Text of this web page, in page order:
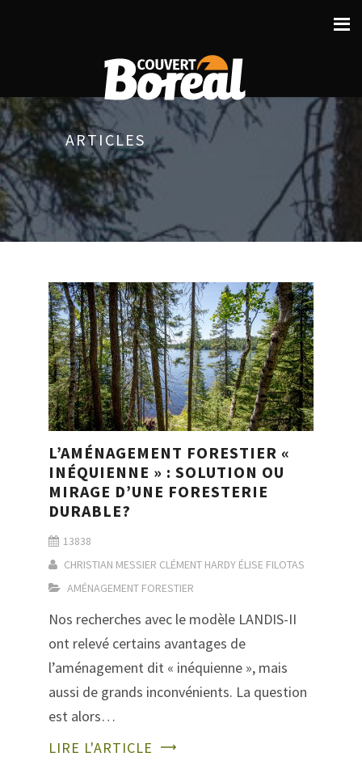
ARTICLES
L’AMÉNAGEMENT FORESTIER «
INÉQUIENNE » : SOLUTION OU
MIRAGE D’UNE FORESTERIE
DURABLE?
13838
CHRISTIAN MESSIER CLÉMENT HARDY ÉLISE FILOTAS
AMÉNAGEMENT FORESTIER
Nos recherches avec le modèle LANDIS-II
ont relevé certains avantages de
l’aménagement dit « inéquienne », mais
aussi de grands inconvénients. La question
est alors…
LIRE L'ARTICLE